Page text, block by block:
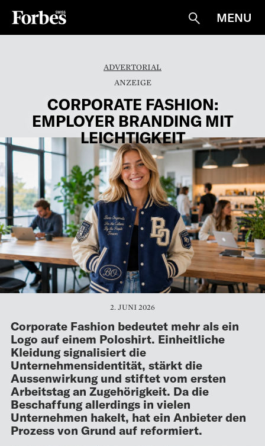
Suche
MENU
ADVERTORIAL
CORPORATE FASHION:
EMPLOYER BRANDING MIT
LEICHTIGKEIT
2. JUNI 2026
Corporate Fashion bedeutet mehr als ein
Logo auf einem Poloshirt. Einheitliche
Kleidung signalisiert die
Unternehmensidentität, stärkt die
Aussenwirkung und stiftet vom ersten
Arbeitstag an Zugehörigkeit. Da die
Beschaffung allerdings in vielen
Unternehmen hakelt, hat ein Anbieter den
Prozess von Grund auf reformiert.